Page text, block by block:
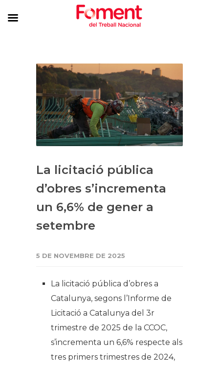
La licitació pública
d’obres s’incrementa
un 6,6% de gener a
setembre
5 DE NOVEMBRE DE 2025
La licitació pública d’obres a
Catalunya, segons l’Informe de
Licitació a Catalunya del 3r
trimestre de 2025 de la CCOC,
s’incrementa un 6,6% respecte als
tres primers trimestres de 2024,